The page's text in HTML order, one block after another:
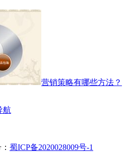
营销策略有哪些方法？
航
蜀ICP备2020028009号-1